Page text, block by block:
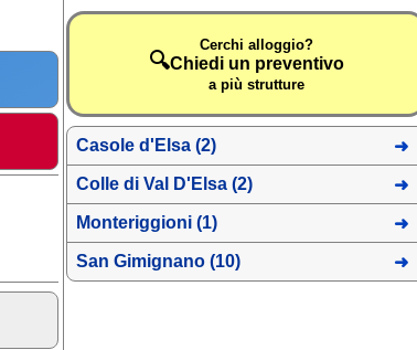
🔍
Cerchi alloggio?
Chiedi un preventivo
a più strutture
Casole d'Elsa (2)
Colle di Val D'Elsa (2)
Monteriggioni (1)
San Gimignano (10)